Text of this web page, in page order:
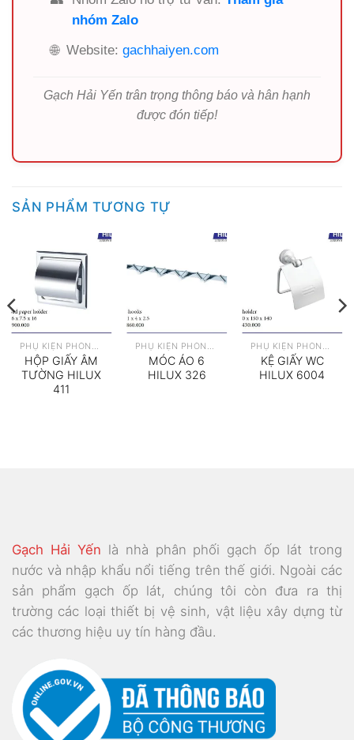
nhóm Zalo
🌐 Website: gachhaiyen.com
Gạch Hải Yến trân trọng thông báo và hân hạnh
được đón tiếp!
SẢN PHẨM TƯƠNG TỰ
PHỤ KIỆN PHÒNG TẮM
HỘP GIẤY ÂM
TƯỜNG HILUX
411
PHỤ KIỆN PHÒNG TẮM
MÓC ÁO 6
HILUX 326
PHỤ KIỆN PHÒNG TẮM
KỆ GIẤY WC
HILUX 6004
Gạch Hải Yến là nhà phân phối gạch ốp lát trong
nước và nhập khẩu nổi tiếng trên thế giới. Ngoài các
sản phẩm gạch ốp lát, chúng tôi còn đưa ra thị
trường các loại thiết bị vệ sinh, vật liệu xây dựng từ
các thương hiệu uy tín hàng đầu.